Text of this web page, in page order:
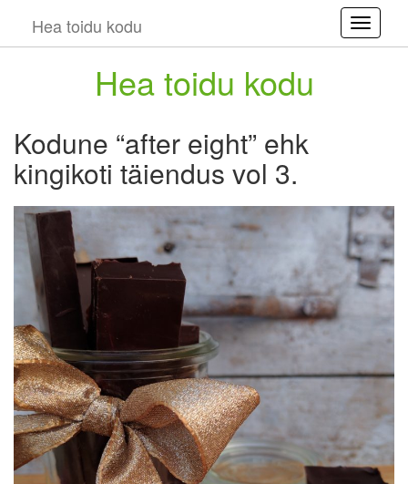
Hea toidu kodu
Hea toidu kodu
Kodune “after eight” ehk
kingikoti täiendus vol 3.